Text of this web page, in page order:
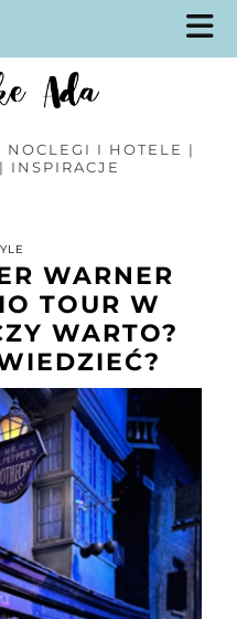
NOCLEGI I HOTELE |
INSPIRACJE
WARNER
TOUR W
WARTO?